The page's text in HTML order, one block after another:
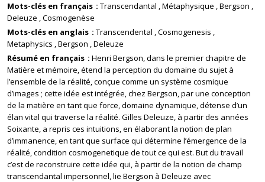
Mots-clés en français
Transcendantal Métaphysique Bergson
Deleuze Cosmogenèse
Mots-clés en anglais
Transcendental Cosmogenesis
Metaphysics Bergson Deleuze
Résumé en français
Henri Bergson, dans le premier chapitre de
Matière et mémoire, étend la perception du domaine du sujet à
l’ensemble de la réalité, conçue comme un système cosmique
d’images ; cette idée est intégrée, chez Bergson, par une conception
de la matière en tant que force, domaine dynamique, détense d’un
élan vital qui traverse la réalité. Gilles Deleuze, à partir des années
Soixante, a repris ces intuitions, en élaborant la notion de plan
d’immanence, en tant que surface qui détermine l’émergence de la
réalité, condition cosmogenetique de tout ce qui est. But du travail
c’est de reconstruire cette idée qui, à partir de la notion de champ
transcendantal impersonnel, lie Bergson à Deleuze avec